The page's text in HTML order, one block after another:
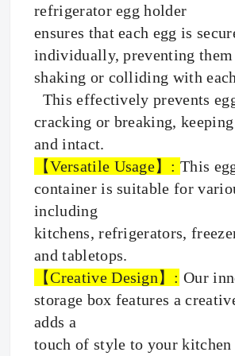
refrigerator egg holder
ensures that each egg is
individually, preventing
shaking or colliding with
This effectively prevents
cracking or breaking,
and intact.
【Versatile Usage】:This
container is suitable for
including
kitchens, refrigerators,
and tabletops.
【Creative Design】: Our
storage box features a
adds a
touch of style to your kitchen